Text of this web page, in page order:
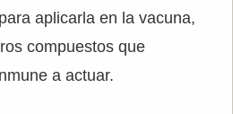
aplicarla en la vacuna,
compuestos que
a actuar.